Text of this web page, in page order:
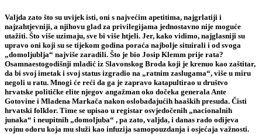
Valjda zato što su uvijek isti, oni s najvećim apetitima, najgrlatiji i
najzahtjevniji, a njihovu glad za privilegijama jednostavno nije moguće
utažiti. Što više uzimaju, sve bi više htjeli. Jer, kako vidimo, najglasniji su
upravo oni koji su se tijekom godina poraća najbolje situirali i od svoga
„domoljublja“ najviše zaradili. Što je bio Josip Klemm prije rata?
Osamnaestogodišnji mladić iz Slavonskog Broda koji je krenuo kao zaštitar,
da bi svoj imetak i svoj status izgradio na „ratnim zaslugama“, više u miru
negoli u ratu. Mnogi će reći da ga je zapravo katapultirao u društvo
hrvatske političke elite njegov angažman oko dočeka generala Ante
Gotovine i Mladena Markača nakon oslobađajućih haaških presuda. Čisti
hrvatski folklor. Time se upisao u registar osvjedočenih „nacionalnih
junaka“ i neupitnih „domoljuba“ , pa zato, valjda, i danas rado odijeva
vojnu odoru koja mu služi kao infuzija samopouzdanja i osjećaja važnosti.